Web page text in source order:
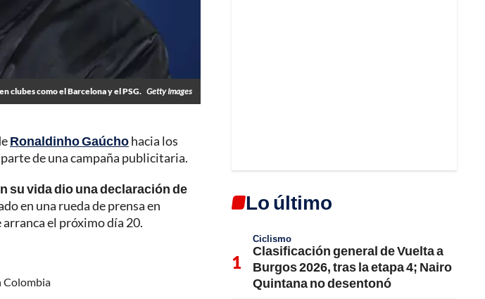
clubes como el Barcelona y el PSG. Getty Images
Ronaldinho Gaúchohacia los
de una campaña publicitaria.
su vida dio una declaración de
en una rueda de prensa en
arranca el próximo día 20.
Colombia
Lo último
Ciclismo
Clasificación general de Vuelta a
Burgos 2026, tras la etapa 4; Nairo
Quintana no desentonó